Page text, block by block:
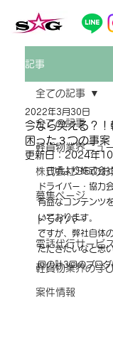
記事
全ての記事
軽貨物業界ニュ
株式会社SGのお
募集ページ
ドライバー
電話代行サービス
軽貨物業界の学
案件情報
全ての記事
今なら笑える？
困った３つの事案
2022年3月30日
更新日：2024年
日頃より株式会
ドライバー・協力
有益なコンテンツ
いております。
ですが、弊社自体
ただきたいなと思
回の計3回のブログ